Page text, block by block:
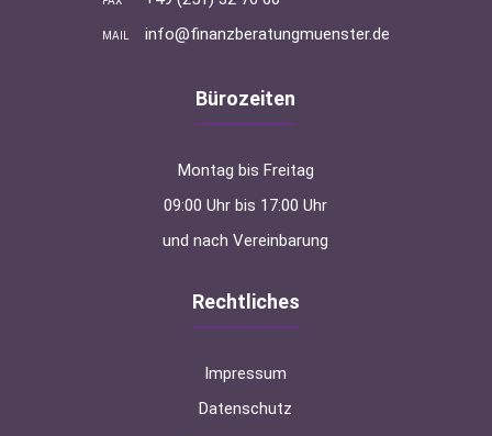
MAIL info@finanzberatungmuenster.de
Bürozeiten
Montag bis Freitag
09:00 Uhr bis 17:00 Uhr
und nach Vereinbarung
Rechtliches
Impressum
Datenschutz